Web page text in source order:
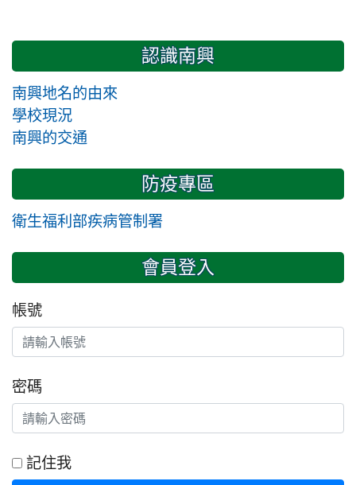
認識南興
南興地名的由來
學校現況
南興的交通
防疫專區
衛生福利部疾病管制署
會員登入
帳號
密碼
記住我